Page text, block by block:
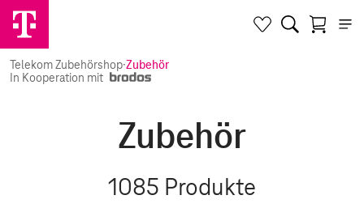
Telekom Zubehörshop·Zubehör
In Kooperation mit
Zubehör
1085 Produkte